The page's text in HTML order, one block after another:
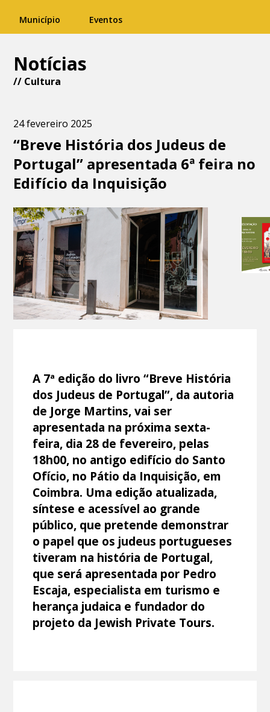
Município Eventos
Notícias
// Cultura
24 fevereiro 2025
“Breve História dos Judeus de
Portugal” apresentada 6ª feira no
Edifício da Inquisição
A 7ª edição do livro “Breve História
dos Judeus de Portugal”, da autoria
de Jorge Martins, vai ser
apresentada na próxima sexta-
feira, dia 28 de fevereiro, pelas
18h00, no antigo edifício do Santo
Ofício, no Pátio da Inquisição, em
Coimbra. Uma edição atualizada,
síntese e acessível ao grande
público, que pretende demonstrar
o papel que os judeus portugueses
tiveram na história de Portugal,
que será apresentada por Pedro
Escaja, especialista em turismo e
herança judaica e fundador do
projeto da Jewish Private Tours.